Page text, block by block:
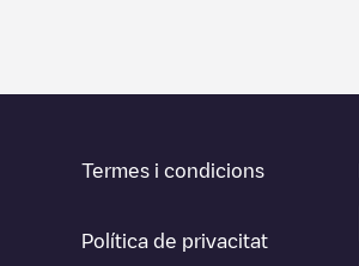
Termes i condicions
Política de privacitat